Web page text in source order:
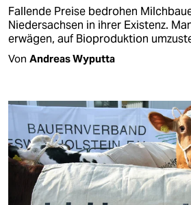
Fallende Preise bedrohen
Niedersachsen in ihrer Existenz.
erwägen, auf Bioproduktion
Von Andreas Wyputta